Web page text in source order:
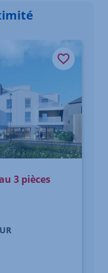
3 pièces